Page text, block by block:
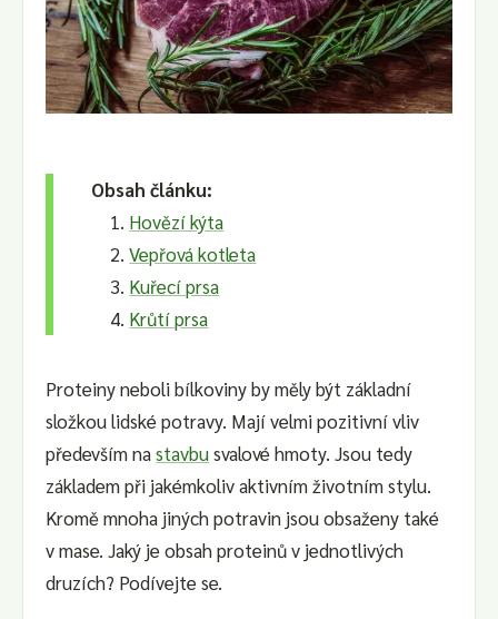
Obsah článku:
Hovězí kýta
Vepřová kotleta
Kuřecí prsa
Krůtí prsa
Proteiny neboli bílkoviny by měly být základní
složkou lidské potravy. Mají velmi pozitivní vliv
především nastavbusvalové hmoty. Jsou tedy
základem při jakémkoliv aktivním životním stylu.
Kromě mnoha jiných potravin jsou obsaženy také
v mase. Jaký je obsah proteinů v jednotlivých
druzích? Podívejte se.